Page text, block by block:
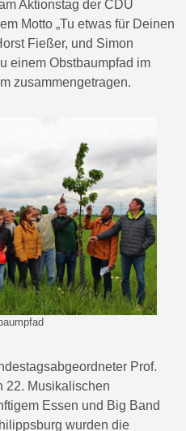
Aktionstag der CDU
Motto „Tu etwas für Deinen
Fießer, und Simon
einem Obstbaumpfad im
zusammengetragen.
Prof.
22. Musikalischen
Essen und Big Band
wurden die